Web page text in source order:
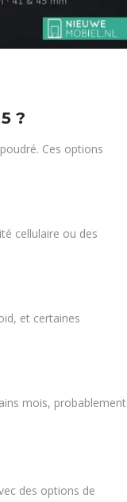
?
Ces options
cellulaire ou des
et certaines
mois, probablement
des options de